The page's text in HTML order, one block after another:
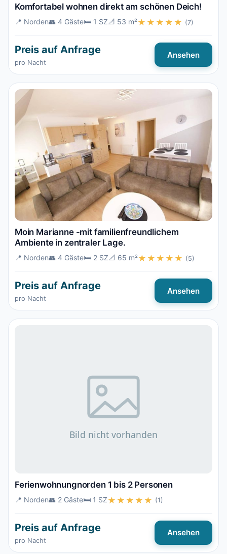
Komfortabel wohnen direkt am schönen Deich!
📍 Norden👥 4 Gäste🛏️ 1 SZ📐 53 m²★★★★★ (7)
Preis auf Anfrage
pro Nacht
Ansehen
Moin Marianne -mit familienfreundlichem
Ambiente in zentraler Lage.
📍 Norden👥 4 Gäste🛏️ 2 SZ📐 65 m²★★★★★ (5)
Preis auf Anfrage
pro Nacht
Ansehen
Ferienwohnungnorden 1 bis 2 Personen
📍 Norden👥 2 Gäste🛏️ 1 SZ★★★★★ (1)
Preis auf Anfrage
pro Nacht
Ansehen